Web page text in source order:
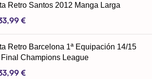
Retro Santos 2012 Manga Larga
€
Retro Barcelona 1ª Equipación 14/15
Champions League
€